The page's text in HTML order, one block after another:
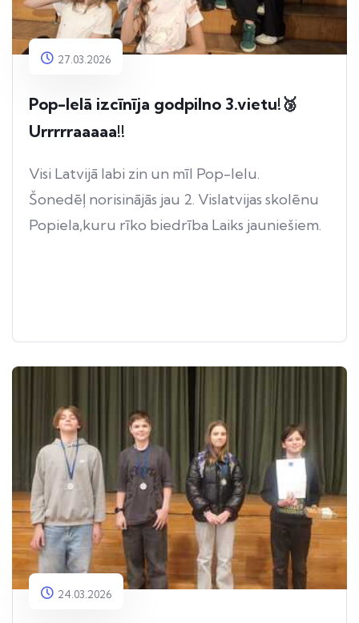
27.03.2026
Pop-Ielā izcīnīja godpilno 3.vietu!🥉
Urrrrraaaaa!!
Visi Latvijā labi zin un mīl Pop-Ielu.
Šonedēļ norisinājās jau 2. Vislatvijas skolēnu
Popiela,kuru rīko biedrība Laiks jauniešiem.
24.03.2026